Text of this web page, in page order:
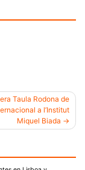
Taula Rodona de
a l’Institut
Miquel Biada